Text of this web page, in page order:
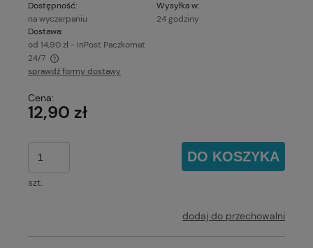
Dostępność:
na wyczerpaniu
Wysyłka w:
24 godziny
Dostawa:
od 14,90 zł - InPost Paczkomat
24/7
Cena nie zawiera ewentualnych kosztów płatności
sprawdź formy dostawy
Cena:
12,90 zł
szt.
DO KOSZYKA
dodaj do przechowalni